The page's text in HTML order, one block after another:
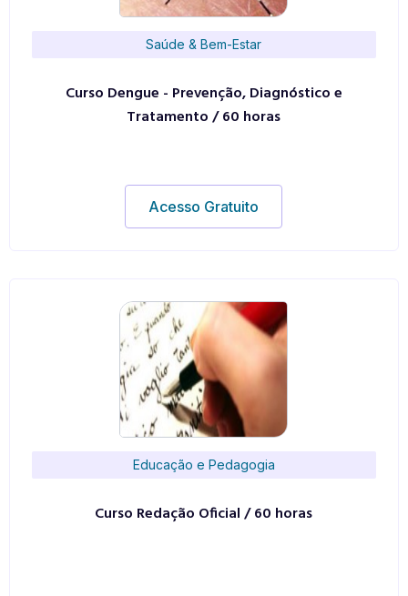
Saúde & Bem-Estar
Curso Dengue - Prevenção, Diagnóstico e
Tratamento / 60 horas
Acesso Gratuito
Educação e Pedagogia
Curso Redação Oficial / 60 horas